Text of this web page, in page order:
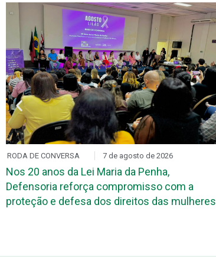
RODA DE CONVERSA 7 de agosto de 2026
Nos 20 anos da Lei Maria da Penha,
Defensoria reforça compromisso com a
proteção e defesa dos direitos das mulheres